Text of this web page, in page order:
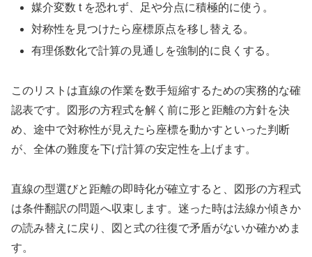
媒介変数 t を恐れず、足や分点に積極的に使う。
対称性を見つけたら座標原点を移し替える。
有理係数化で計算の見通しを強制的に良くする。
このリストは直線の作業を数手短縮するための実務的な確
認表です。図形の方程式を解く前に形と距離の方針を決
め、途中で対称性が見えたら座標を動かすといった判断
が、全体の難度を下げ計算の安定性を上げます。
直線の型選びと距離の即時化が確立すると、図形の方程式
は条件翻訳の問題へ収束します。迷った時は法線か傾きか
の読み替えに戻り、図と式の往復で矛盾がないか確かめま
す。